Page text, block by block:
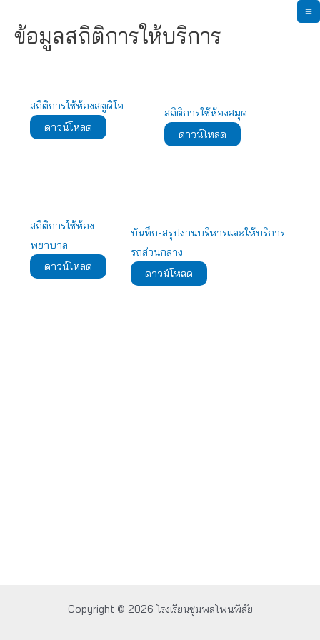
content
ข้อมูลสถิติการให้บริการ
สถิติการใช้ห้องสตูดิโอ
ดาวน์โหลด
สถิติการใช้ห้องสมุด
ดาวน์โหลด
สถิติการใช้ห้อง
พยาบาล
ดาวน์โหลด
บันทึก-สรุปงานบริหารและให้บริการ
รถส่วนกลาง
ดาวน์โหลด
Copyright © 2026 โรงเรียนชุมพลโพนพิสัย